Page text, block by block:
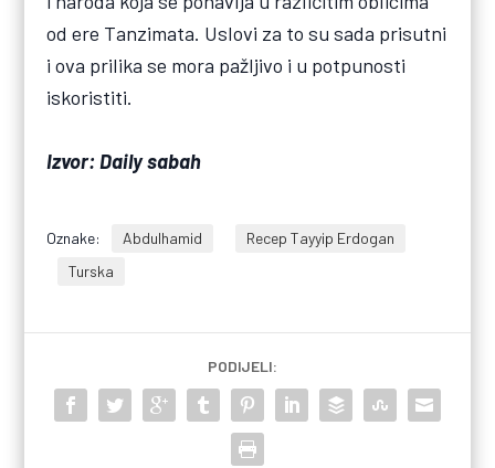
od ere Tanzimata. Uslovi za to su sada prisutni
i ova prilika se mora pažljivo i u potpunosti
iskoristiti.
Izvor: Daily sabah
Oznake: Abdulhamid
Recep Tayyip Erdogan
Turska
PODIJELI: